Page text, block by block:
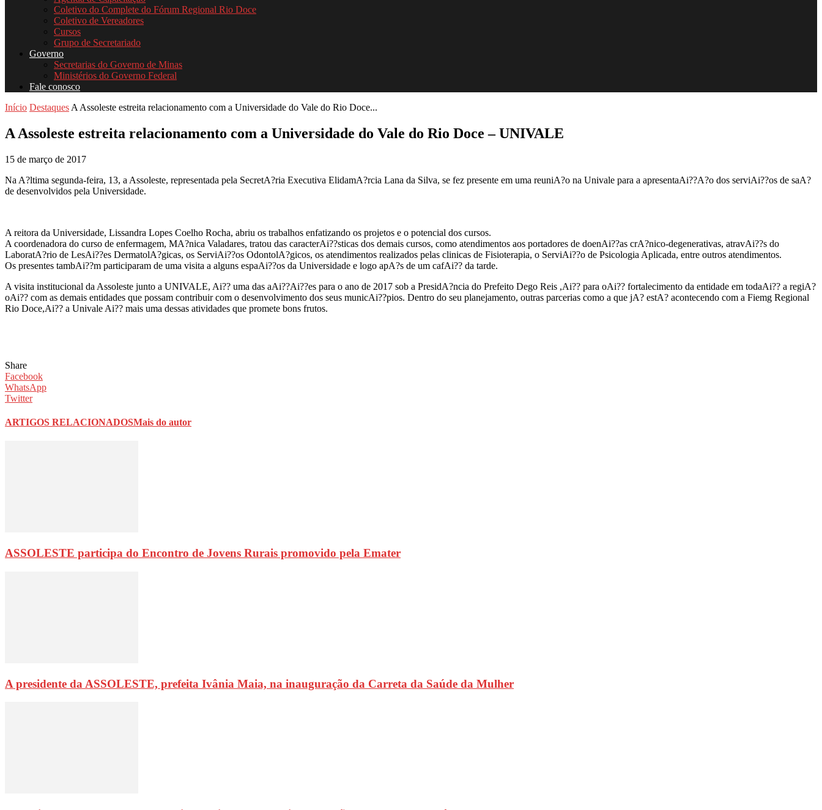
Coletivo do Complete do Fórum Regional Rio Doce
Coletivo de Vereadores
Cursos
Grupo de Secretariado
Governo
Secretarias do Governo de Minas
Ministérios do Governo Federal
Fale conosco
Início Destaques A Assoleste estreita relacionamento com a Universidade do Vale do Rio Doce...
A Assoleste estreita relacionamento com a Universidade do Vale do Rio Doce – UNIVALE
15 de março de 2017
Na A?ltima segunda-feira, 13, a Assoleste, representada pela SecretA?ria Executiva ElidamA?rcia Lana da Silva, se fez presente em uma reuniA?o na Univale para a apresentaAi??A?o dos serviAi??os de saA?
de desenvolvidos pela Universidade.
A reitora da Universidade, Lissandra Lopes Coelho Rocha, abriu os trabalhos enfatizando os projetos e o potencial dos cursos.
A coordenadora do curso de enfermagem, MA?nica Valadares, tratou das caracterAi??sticas dos demais cursos, como atendimentos aos portadores de doenAi??as crA?nico-degenerativas, atravAi??s do
LaboratA?rio de LesAi??es DermatolA?gicas, os ServiAi??os OdontolA?gicos, os atendimentos realizados pelas clinicas de Fisioterapia, o ServiAi??o de Psicologia Aplicada, entre outros atendimentos.
Os presentes tambAi??m participaram de uma visita a alguns espaAi??os da Universidade e logo apA?s de um cafAi?? da tarde.
A visita institucional da Assoleste junto a UNIVALE, Ai?? uma das aAi??Ai??es para o ano de 2017 sob a PresidA?ncia do Prefeito Dego Reis ,Ai?? para oAi?? fortalecimento da entidade em todaAi?? a regiA?
oAi?? com as demais entidades que possam contribuir com o desenvolvimento dos seus municAi??pios. Dentro do seu planejamento, outras parcerias como a que jA? estA? acontecendo com a Fiemg Regional
Rio Doce,Ai?? a Univale Ai?? mais uma dessas atividades que promete bons frutos.
Share
Facebook
WhatsApp
Twitter
ARTIGOS RELACIONADOSMais do autor
ASSOLESTE participa do Encontro de Jovens Rurais promovido pela Emater
A presidente da ASSOLESTE, prefeita Ivânia Maia, na inauguração da Carreta da Saúde da Mulher